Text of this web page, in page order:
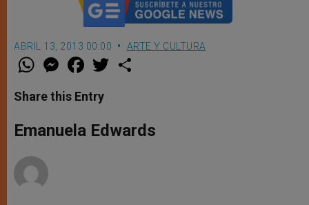
ABRIL 13, 2013 00:00 ARTE Y CULTURA
W
t
s
p
p
M
e
s
e
g
e
F
a
e
b
o
k
w
r
Share this Entry
Emanuela Edwards